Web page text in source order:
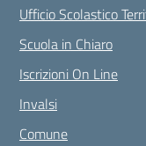
Ufficio Scolastico
Scuola in Chiaro
Iscrizioni On Line
Invalsi
Comune